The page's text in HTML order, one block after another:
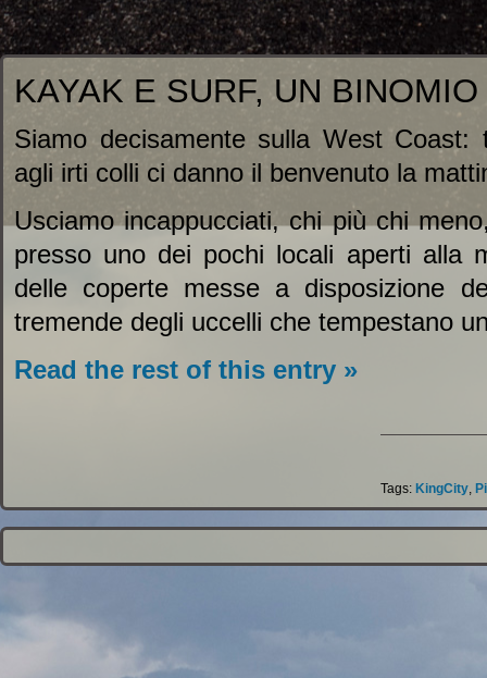
KAYAK E SURF, UN
Siamo decisamente sulla West Coast:
agli irti colli ci danno il benvenuto la
Usciamo incappucciati, chi più chi
presso uno dei pochi locali aperti alla
delle coperte messe a disposizione
tremende degli uccelli che tempestano
Read the rest of this entry »
Tags: KingCity,